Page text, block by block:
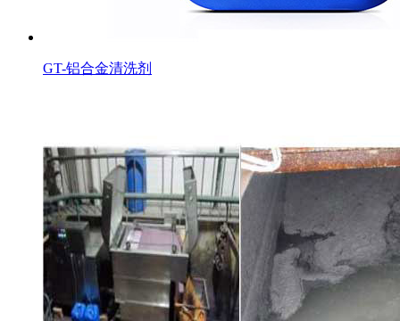
GT-铝合金清洗剂